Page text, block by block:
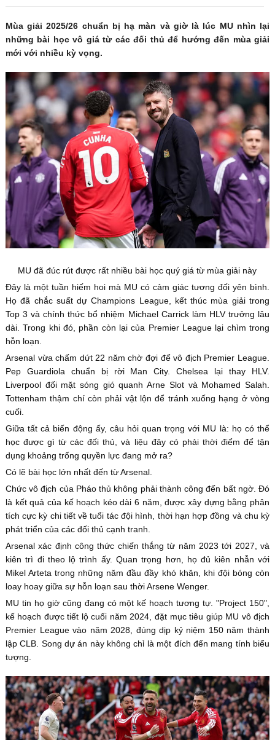
Mùa giải 2025/26 chuẩn bị hạ màn và giờ là lúc MU nhìn lại
những bài học vô giá từ các đối thủ để hướng đến mùa giải
mới với nhiều kỳ vọng.
MU đã đúc rút được rất nhiều bài học quý giá từ mùa giải này
Đây là một tuần hiếm hoi mà MU có cảm giác tương đối yên bình.
Họ đã chắc suất dự Champions League, kết thúc mùa giải trong
Top 3 và chính thức bổ nhiệm Michael Carrick làm HLV trưởng lâu
dài. Trong khi đó, phần còn lại của Premier League lại chìm trong
hỗn loạn.
Arsenal vừa chấm dứt 22 năm chờ đợi để vô địch Premier League.
Pep Guardiola chuẩn bị rời Man City. Chelsea lại thay HLV.
Liverpool đối mặt sóng gió quanh Arne Slot và Mohamed Salah.
Tottenham thậm chí còn phải vật lộn để tránh xuống hạng ở vòng
cuối.
Giữa tất cả biến động ấy, câu hỏi quan trọng với MU là: họ có thể
học được gì từ các đối thủ, và liệu đây có phải thời điểm để tận
dụng khoảng trống quyền lực đang mở ra?
Có lẽ bài học lớn nhất đến từ Arsenal.
Chức vô địch của Pháo thủ không phải thành công đến bất ngờ. Đó
là kết quả của kế hoạch kéo dài 6 năm, được xây dựng bằng phân
tích cực kỳ chi tiết về tuổi tác đội hình, thời hạn hợp đồng và chu kỳ
phát triển của các đối thủ cạnh tranh.
Arsenal xác định công thức chiến thắng từ năm 2023 tới 2027, và
kiên trì đi theo lộ trình ấy. Quan trọng hơn, họ đủ kiên nhẫn với
Mikel Arteta trong những năm đầu đầy khó khăn, khi đội bóng còn
loay hoay giữa sự hỗn loạn sau thời Arsene Wenger.
MU tin họ giờ cũng đang có một kế hoạch tương tự. "Project 150",
kế hoạch được tiết lộ cuối năm 2024, đặt mục tiêu giúp MU vô địch
Premier League vào năm 2028, đúng dịp kỷ niệm 150 năm thành
lập CLB. Song dự án này không chỉ là một đích đến mang tính biểu
tượng.